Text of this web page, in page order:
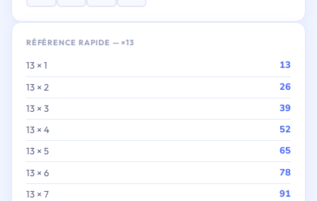
RÉFÉRENCE RAPIDE — ×13
13 × 1 13
13 × 2 26
13 × 3 39
13 × 4 52
13 × 5 65
13 × 6 78
13 × 7 91